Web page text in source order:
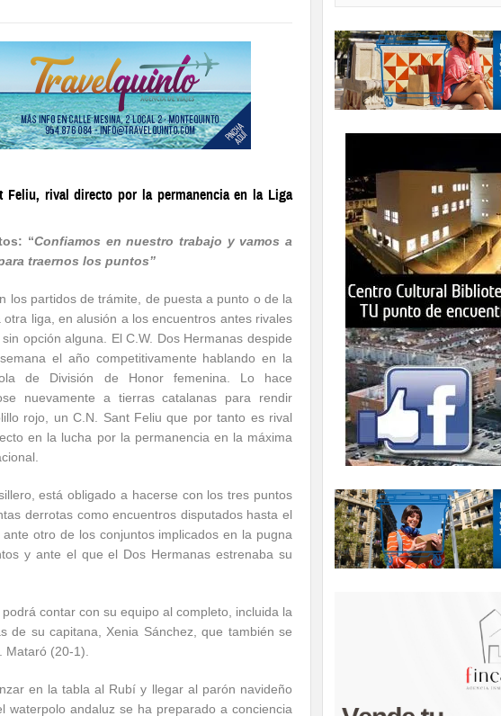
Feliu, rival directo por la permanencia en la Liga
“Confiamos en nuestro trabajo y vamos a
traernos los puntos”
los partidos de trámite, de puesta a punto o de la
otra liga, en alusión a los encuentros antes rivales
opción alguna. El C.W. Dos Hermanas despide
el año competitivamente hablando en la
de División de Honor femenina. Lo hace
nuevamente a tierras catalanas para rendir
rojo, un C.N. Sant Feliu que por tanto es rival
en la lucha por la permanencia en la máxima
está obligado a hacerse con los tres puntos
derrotas como encuentros disputados hasta el
otro de los conjuntos implicados en la pugna
y ante el que el Dos Hermanas estrenaba su
contar con su equipo al completo, incluida la
de su capitana, Xenia Sánchez, que también se
(20-1).
en la tabla al Rubí y llegar al parón navideño
andaluz se ha preparado a conciencia